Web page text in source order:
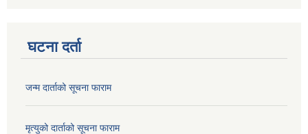
घटना दर्ता
जन्म दार्ताको सूचना फाराम
मृत्युको दार्ताको सूचना फाराम